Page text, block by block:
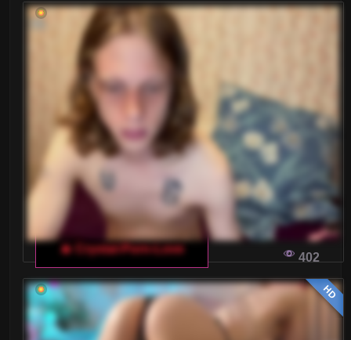
🔥 Crystal-Porn-Love
402
HD